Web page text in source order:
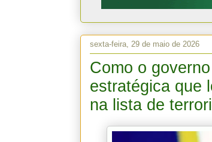
sexta-feira, 29 de maio de 2026
Como o
estratégica que
na lista de